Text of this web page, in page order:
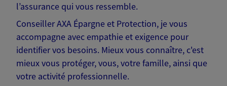
l’assurance qui vous ressemble.
Conseiller AXA Épargne et Protection, je vous
accompagne avec empathie et exigence pour
identifier vos besoins. Mieux vous connaître, c'est
mieux vous protéger, vous, votre famille, ainsi que
votre activité professionnelle.